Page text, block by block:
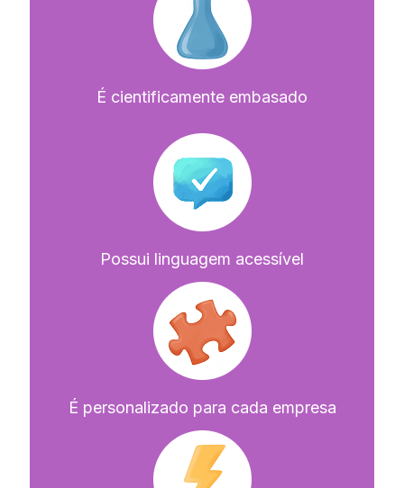
É cientificamente embasado
Possui linguagem acessível
É personalizado para cada empresa